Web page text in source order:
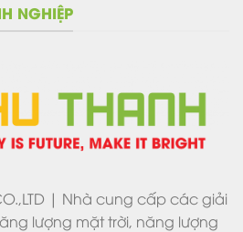
NGHIỆP
CO.,LTD | Nhà cung cấp các giải
lượng mặt trời, năng lượng